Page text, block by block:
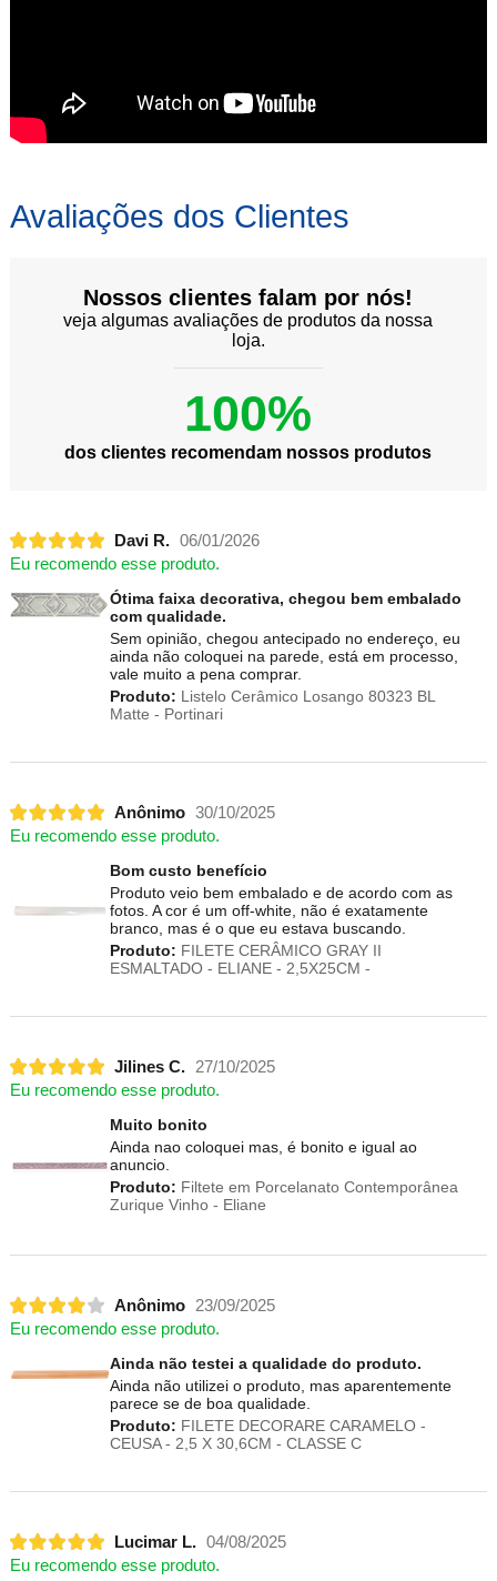
Avaliações dos Clientes
Nossos clientes falam por nós!
veja algumas avaliações de produtos da nossa
loja.
100%
dos clientes recomendam nossos produtos
Davi R. 06/01/2026
Eu recomendo esse produto.
Ótima faixa decorativa, chegou bem embalado
com qualidade.
Sem opinião, chegou antecipado no endereço, eu
ainda não coloquei na parede, está em processo,
vale muito a pena comprar.
Produto: Listelo Cerâmico Losango 80323 BL
Matte - Portinari
Anônimo 30/10/2025
Eu recomendo esse produto.
Bom custo benefício
Produto veio bem embalado e de acordo com as
fotos. A cor é um off-white, não é exatamente
branco, mas é o que eu estava buscando.
Produto: FILETE CERÂMICO GRAY II
ESMALTADO - ELIANE - 2,5X25CM -
Jilines C.
27/10/2025
Eu recomendo esse produto.
Muito bonito
Ainda nao coloquei mas, é bonito e igual ao
anuncio.
Produto: Filtete em Porcelanato Contemporânea
Zurique Vinho - Eliane
Anônimo
23/09/2025
Eu recomendo esse produto.
Ainda não testei a qualidade do produto.
Ainda não utilizei o produto, mas aparentemente
parece se de boa qualidade.
Produto: FILETE DECORARE CARAMELO -
CEUSA - 2,5 X 30,6CM - CLASSE C
Lucimar L. 04/08/2025
Eu recomendo esse produto.